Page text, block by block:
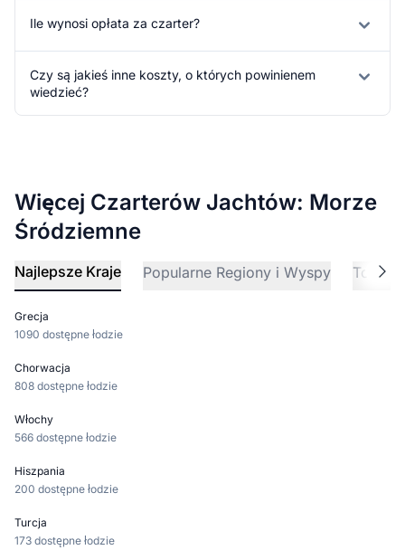
Ile wynosi opłata za czarter?
Czy są jakieś inne koszty, o których powinienem
wiedzieć?
Więcej Czarterów Jachtów: Morze
Śródziemne
Najlepsze Kraje Popularne Regiony i Wyspy Top
Grecja
1090 dostępne łodzie
Chorwacja
808 dostępne łodzie
Włochy
566 dostępne łodzie
Hiszpania
200 dostępne łodzie
Turcja
173 dostępne łodzie